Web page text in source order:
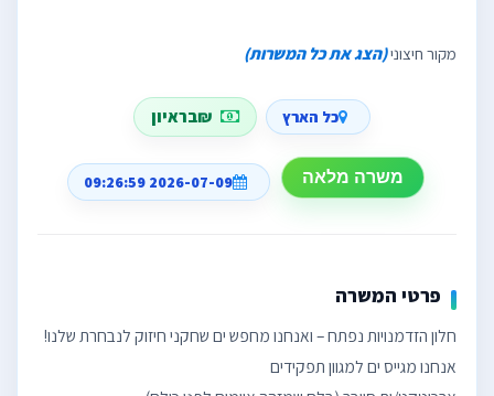
מקור חיצוני(הצג את כל המשרות)
כל הארץ ₪בראיון
משרה מלאה 2026-07-09 09:26:59
פרטי המשרה